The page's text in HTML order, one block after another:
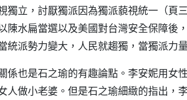
獨立，討厭獨派因為獨派藐視統一（頁
陳水扁當選以及美國對台灣安全保障後
統派勢力變大，人民就趨獨，當獨派力
係也是石之瑜的有趣論點。李安妮用女
人做小老婆。但是石之瑜細緻的指出，